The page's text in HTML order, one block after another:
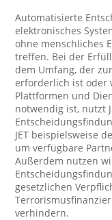
Automatisierte
elektronisches
ohne menschliches
treffen. Bei der
dem Umfang, der
erforderlich ist oder
Plattformen und
notwendig ist, nutzt
JET beispielsweise
um verfügbare
Außerdem nutzen
gesetzlichen
verhindern.